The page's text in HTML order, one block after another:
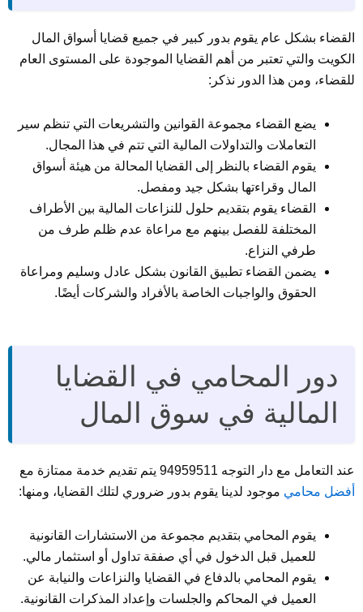
القضاء بشكل عام يقوم بدور كبير في جميع قضايا أسواق المال
الكويت والتي تعتبر من أهم القضايا الموجودة على المستوى العام
للقضاء، ومن هذا الدور نذكر:
يضع القضاء مجموعة القوانين والتشريعات التي تنظم سير
التعاملات والتداولات المالية التي تتم في هذا المجال.
يقوم القضاء بالنظر إلى القضايا المحالة من هيئة أسواق
المال وقراءتها بشكل جيد ومفصل.
القضاء يقوم بتقديم حلول للنزاعات المالية بين الأطراف
المختلفة للفصل بينهم مع مراعاة عدم ظلم طرف من
طرفي النزاع.
يضمن القضاء تطبيق القانون بشكل عادل وسليم ومراعاة
الحقوق والواجبات الخاصة بالأفراد والشركات أيضًا.
دور المحامي في القضايا
المالية في سوق المال
عند التعامل مع دار التوجه 94959511 يتم تقديم خدمة ممتازة مع
أفضل محامي موجود لدينا يقوم بدور ضروري لتلك القضايا، ومنها:
يقوم المحامي بتقديم مجموعة من الاستشارات القانونية
للعميل قبل الدخول في أي صفقة تداول أو استثمار مالي.
يقوم المحامي بالدفاع في القضايا والنزاعات والنيابة عن
العميل في المحاكم والجلسات وإعداد المذكرات القانونية.